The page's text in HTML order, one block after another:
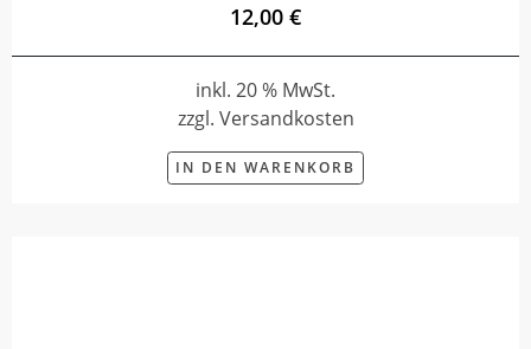
12,00 €
inkl. 20 % MwSt.
zzgl. Versandkosten
IN DEN WARENKORB